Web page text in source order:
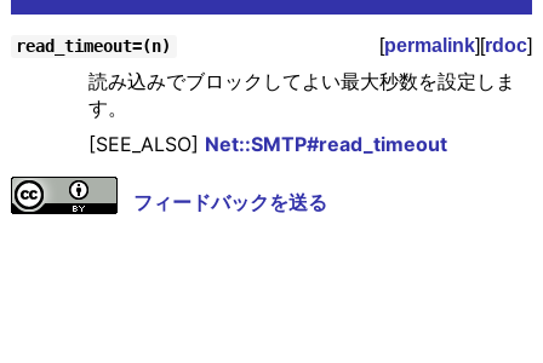
read_timeout=(n) [permalink][rdoc]
読み込みでブロックしてよい最大秒数を設定しま
す。
[SEE_ALSO] Net::SMTP#read_timeout
フィードバックを送る